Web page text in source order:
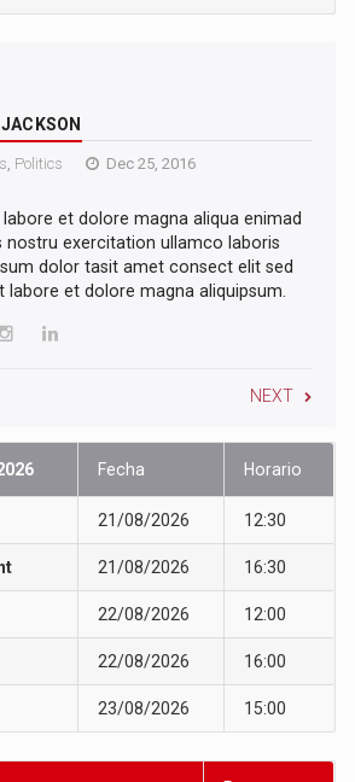
Politics
Dec 25, 2016
et dolore magna aliqua enimad
nostru exercitation ullamco laboris
dolor tasit amet consect elit sed
labore et dolore magna aliquipsum.
NEXT
Fecha Horario
21/08/2026 12:30
21/08/2026 16:30
22/08/2026 12:00
22/08/2026 16:00
23/08/2026 15:00